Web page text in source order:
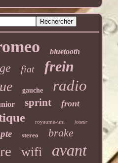
bluetooth
fiat frein
gauche radio
sprint front
royaume-uni joueur
stereo brake
wifi avant